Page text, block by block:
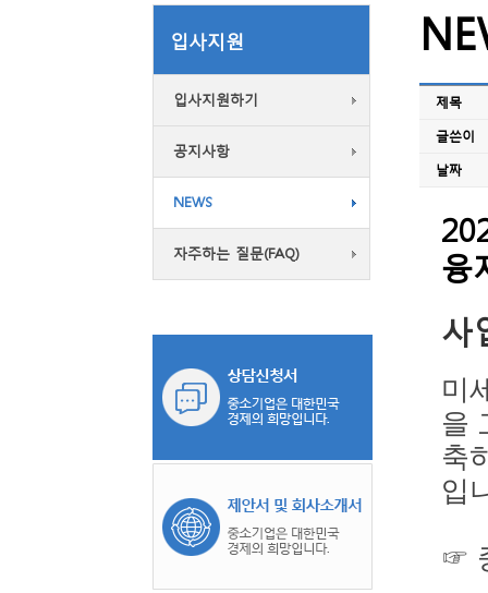
입사지원
입사지원하기
공지사항
NEWS
자주하는 질문(FAQ)
제목
글쓴이
날짜
융
사
입
☞